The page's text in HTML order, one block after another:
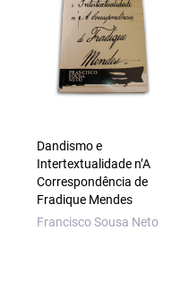
Dandismo e
Intertextualidade n’A
Correspondência de
Fradique Mendes
Francisco Sousa Neto